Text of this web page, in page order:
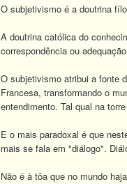
O subjetivismo é a doutrina
A doutrina católica do
correspondência ou
O subjetivismo atribui a fonte
Francesa, transformando o
entendimento. Tal qual na
E o mais paradoxal é que
mais se fala em "diálogo".
Não é à tôa que no mundo